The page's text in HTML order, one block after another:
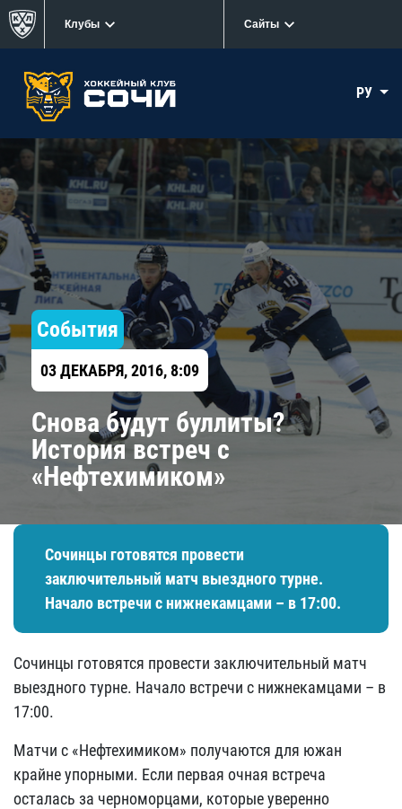
Клубы Сайты
РУ
События
03 ДЕКАБРЯ, 2016, 8:09
​Снова будут буллиты?
История встреч с
«Нефтехимиком»
Сочинцы готовятся провести
заключительный матч выездного турне.
Начало встречи с нижнекамцами – в 17:00.
Сочинцы готовятся провести заключительный матч
выездного турне. Начало встречи с нижнекамцами – в
17:00.
Матчи с «Нефтехимиком» получаются для южан
крайне упорными. Если первая очная встреча
осталась за черноморцами, которые уверенно